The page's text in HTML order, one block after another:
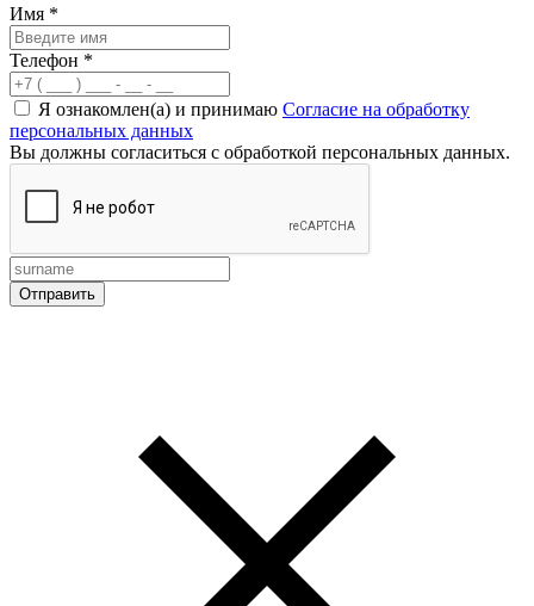
Имя *
Телефон *
Я ознакомлен(а) и принимаю Согласие на обработку
персональных данных
Вы должны согласиться с обработкой персональных данных.